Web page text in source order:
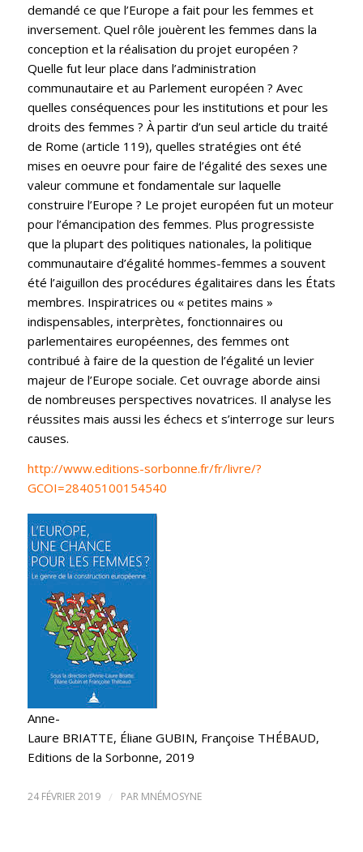
demandé ce que l’Europe a fait pour les femmes et
inversement. Quel rôle jouèrent les femmes dans la
conception et la réalisation du projet européen ?
Quelle fut leur place dans l’administration
communautaire et au Parlement européen ? Avec
quelles conséquences pour les institutions et pour les
droits des femmes ? À partir d’un seul article du traité
de Rome (article 119), quelles stratégies ont été
mises en oeuvre pour faire de l’égalité des sexes une
valeur commune et fondamentale sur laquelle
construire l’Europe ? Le projet européen fut un moteur
pour l’émancipation des femmes. Plus progressiste
que la plupart des politiques nationales, la politique
communautaire d’égalité hommes-femmes a souvent
été l’aiguillon des procédures égalitaires dans les États
membres. Inspiratrices ou « petites mains »
indispensables, interprètes, fonctionnaires ou
parlementaires européennes, des femmes ont
contribué à faire de la question de l’égalité un levier
majeur de l’Europe sociale. Cet ouvrage aborde ainsi
de nombreuses perspectives novatrices. Il analyse les
réussites mais aussi les échecs et s’interroge sur leurs
causes.
http://www.editions-sorbonne.fr/fr/livre/?
GCOI=28405100154540
Anne-
Laure BRIATTE, Éliane GUBIN, Françoise THÉBAUD,
Editions de la Sorbonne, 2019
24 FÉVRIER 2019 / PAR MNÉMOSYNE